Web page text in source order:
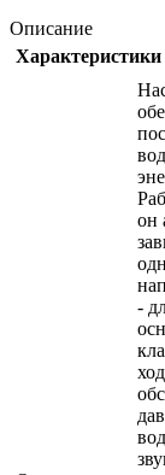
Описание
Характеристики
он
-